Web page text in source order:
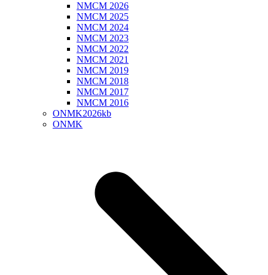
NMCM 2026
NMCM 2025
NMCM 2024
NMCM 2023
NMCM 2022
NMCM 2021
NMCM 2019
NMCM 2018
NMCM 2017
NMCM 2016
ONMK2026kb
ONMK